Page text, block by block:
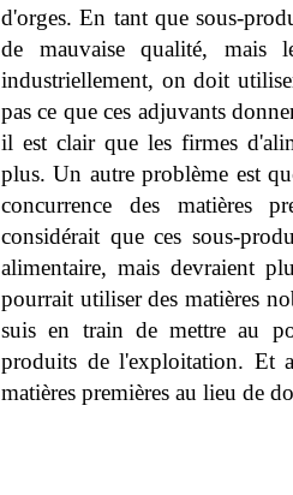
d'orges. En tant que sous-
de mauvaise qualité, mais
industriellement, on doit
pas ce que ces adjuvants
il est clair que les firmes
plus. Un autre problème est
concurrence des matières
considérait que ces sous-
alimentaire, mais devraient
pourrait utiliser des matières
suis en train de mettre au
produits de l'exploitation. Et
matières premières au lieu de